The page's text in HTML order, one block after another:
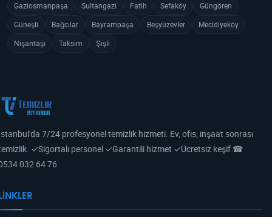
Gaziosmanpaşa
Sultangazi Fatih Sefaköy
Güngören
Güneşli
Bağcılar Bayrampaşa Beşyüzevler
Mecidiyeköy
Nişantaşı
Taksim Şişli
7/24 profesyonel temizlik hizmeti. Ev, ofis, inşaat sonrası
✓Sigortalı personel ✓Garantili hizmet ✓Ücretsiz keşif ☎
032 64 76